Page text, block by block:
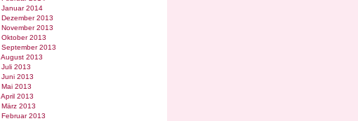
Januar 2014
Dezember 2013
November 2013
Oktober 2013
September 2013
August 2013
Juli 2013
Juni 2013
Mai 2013
April 2013
März 2013
Februar 2013